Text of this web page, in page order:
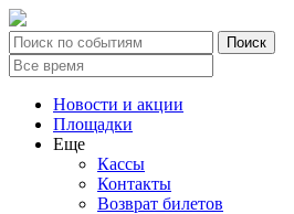
Новости и акции
Площадки
Еще
Кассы
Контакты
Возврат билетов